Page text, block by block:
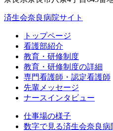
済生会奈良病院サイト
トップページ
看護部紹介
教育・研修制度
教育・研修制度の詳細
専門看護師・認定看護師
先輩メッセージ
ナースインタビュー
仕事場の様子
数字で見る済生会奈良病